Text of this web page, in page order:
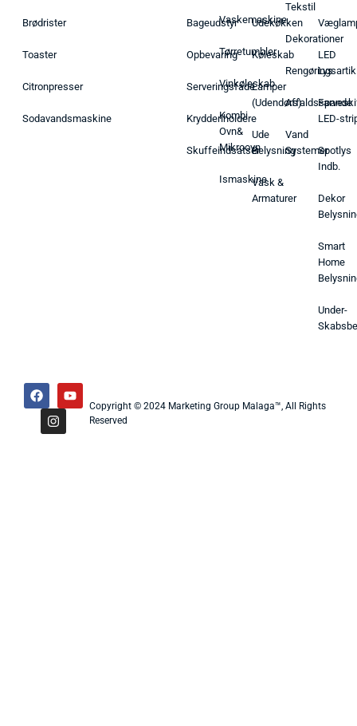
Brødrister
Toaster
Citronpresser
Sodavandsmaskine
Bageudstyr
Opbevaring
Serveringsfade
Krydderiholdere
Skuffeindsatser
Vaskemaskine
Tørretumbler
Vinkøleskab
Kombi
Ovn&
Mikroovn
Ismaskine
Udekøkken
Køleskab
Lamper
(Udendørs)
Ude
Belysning
Vask &
Armaturer
Tekstil
Dekorationer
Affaldsspande
Vand
Systemer
LED
Lys
LED-
Spotlys
Indb.
Dekor
Smart
Home
Under-
Copyright © 2024 Marketing Group Malaga™, All Rights
Reserved